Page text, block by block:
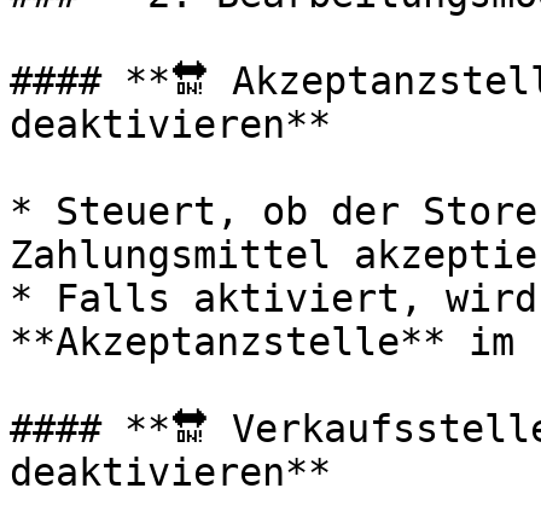
#### **🔛
deaktivieren**
* Steuert, ob der
Zahlungsmittel
* Falls aktiviert, wird
**Akzeptanzstelle**
#### **🔛
deaktivieren**